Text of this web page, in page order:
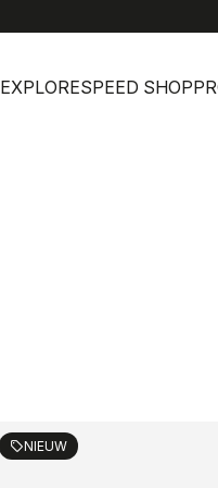
EXPLORESPEED SHOP
sellNIEUW